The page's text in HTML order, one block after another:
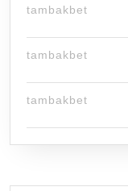
tambakbet
tambakbet
tambakbet